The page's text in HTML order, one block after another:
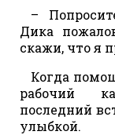
–
Дика
скажи, что я
Когда
рабочий
последний
улыбкой.